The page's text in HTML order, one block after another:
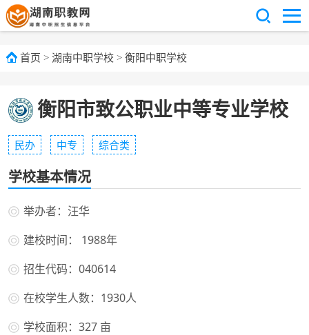
首页 > 湖南中职学校 > 衡阳中职学校
衡阳市致公职业中等专业学校
民办 中专 综合类
学校基本情况
举办者：汪华
建校时间： 1988年
招生代码：040614
在校学生人数：1930人
学校面积：327 亩